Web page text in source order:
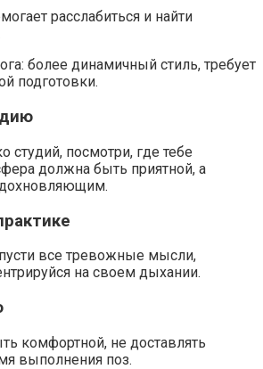
расслабиться и найти
более динамичный стиль, требует
подготовки.
студий, посмотри, где тебе
должна быть приятной, а
все тревожные мысли,
на своем дыхании.
комфортной, не доставлять
выполнения поз.